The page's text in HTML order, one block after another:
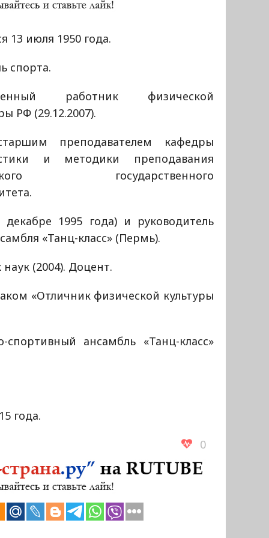
13 июля 1950 года.
спорта.
работник физической
РФ (29.12.2007).
преподавателем кафедры
и методики преподавания
государственного
1995 года) и руководитель
«Танц-класс» (Пермь).
(2004). Доцент.
«Отличник физической культуры
ансамбль «Танц-класс»
года.
0